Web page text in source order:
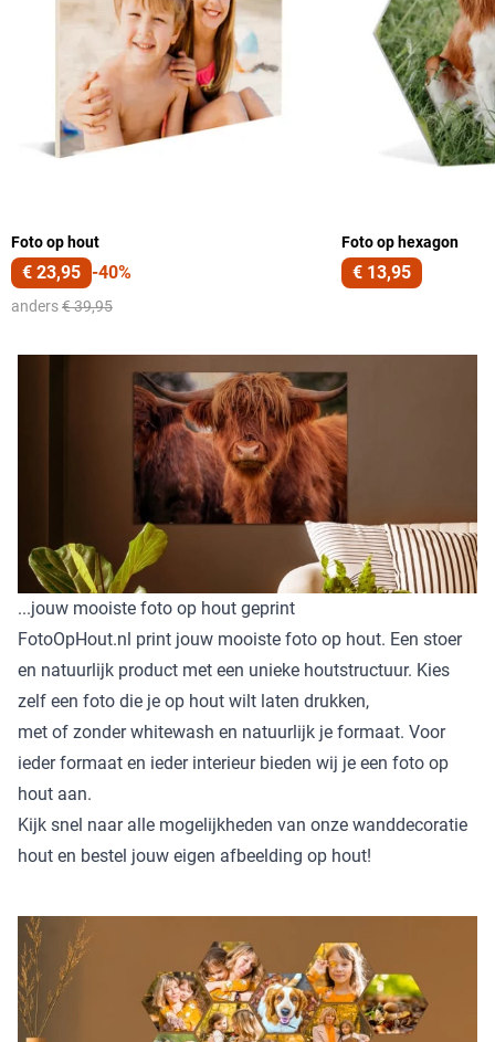
Foto op hout
€ 23,95 -40%
anders€ 39,95
Foto op hexagon
€ 13,95
...jouw mooiste foto op hout geprint
FotoOpHout.nl print jouw mooiste foto op hout. Een stoer
en natuurlijk product met een unieke houtstructuur. Kies
zelf een foto die je op hout wilt laten drukken,
met of zonder whitewash en natuurlijk je formaat. Voor
ieder formaat en ieder interieur bieden wij je een foto op
hout aan.
Kijk snel naar alle mogelijkheden van onze wanddecoratie
hout en bestel jouw eigen afbeelding op hout!